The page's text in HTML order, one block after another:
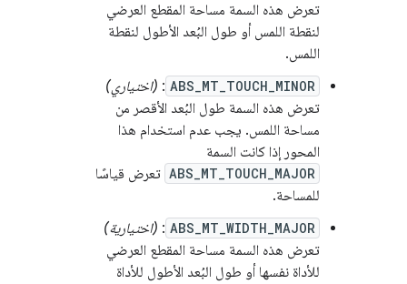
تعرض هذه السمة مساحة المقطع العرضي
لنقطة اللمس أو طول البُعد الأطول لنقطة
اللمس.
ABS_MT_TOUCH_MINOR
: (اختياري)
تعرض هذه السمة طول البُعد الأقصر من
مساحة اللمس. يجب عدم استخدام هذا
المحور إذا كانت السمة
ABS_MT_TOUCH_MAJOR تعرض قياسًا
للمساحة.
ABS_MT_WIDTH_MAJOR
: (اختيارية)
تعرض هذه السمة مساحة المقطع العرضي
للأداة نفسها أو طول البُعد الأطول للأداة